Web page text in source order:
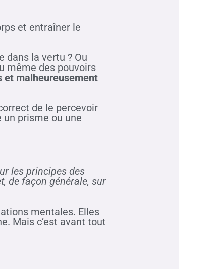
et entraîner le
dans la vertu ? Ou
même des pouvoirs
et malheureusement
de le percevoir
un prisme ou une
les principes des
de façon générale, sur
mentales. Elles
Mais c’est avant tout